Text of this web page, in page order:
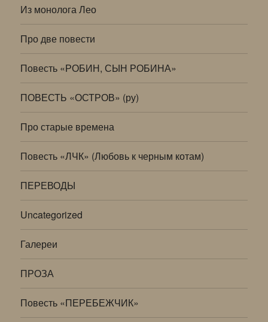
Из монолога Лео
Про две повести
Повесть «РОБИН, СЫН РОБИНА»
ПОВЕСТЬ «ОСТРОВ» (ру)
Про старые времена
Повесть «ЛЧК» (Любовь к черным котам)
ПЕРЕВОДЫ
Uncategorized
Галереи
ПРОЗА
Повесть «ПЕРЕБЕЖЧИК»